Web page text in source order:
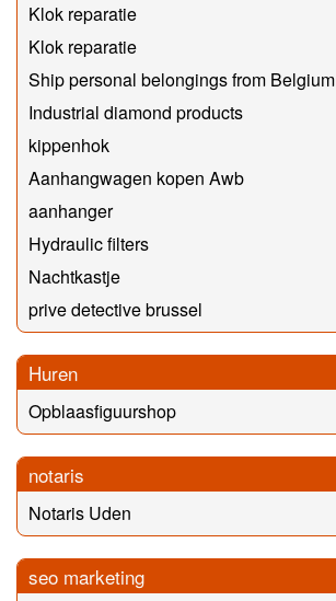
Klok reparatie
Klok reparatie
Ship personal belongings from Belgium
Industrial diamond products
kippenhok
Aanhangwagen kopen Awb
aanhanger
Hydraulic filters
Nachtkastje
prive detective brussel
Huren
Opblaasfiguurshop
notaris
Notaris Uden
seo marketing